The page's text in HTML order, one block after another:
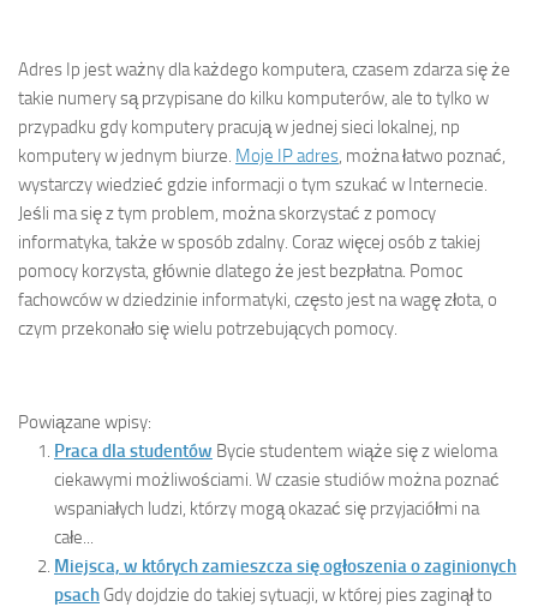
Adres Ip jest ważny dla każdego komputera, czasem zdarza się że
takie numery są przypisane do kilku komputerów, ale to tylko w
przypadku gdy komputery pracują w jednej sieci lokalnej, np
komputery w jednym biurze. Moje IP adres, można łatwo poznać,
wystarczy wiedzieć gdzie informacji o tym szukać w Internecie.
Jeśli ma się z tym problem, można skorzystać z pomocy
informatyka, także w sposób zdalny. Coraz więcej osób z takiej
pomocy korzysta, głównie dlatego że jest bezpłatna. Pomoc
fachowców w dziedzinie informatyki, często jest na wagę złota, o
czym przekonało się wielu potrzebujących pomocy.
Powiązane wpisy:
Praca dla studentów Bycie studentem wiąże się z wieloma
ciekawymi możliwościami. W czasie studiów można poznać
wspaniałych ludzi, którzy mogą okazać się przyjaciółmi na
całe...
Miejsca, w których zamieszcza się ogłoszenia o zaginionych
psach Gdy dojdzie do takiej sytuacji, w której pies zaginął to